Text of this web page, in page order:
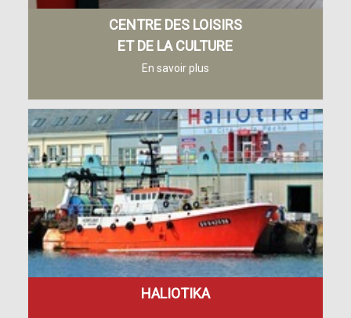
CENTRE DES LOISIRS
ET DE LA CULTURE
HALIOTIKA